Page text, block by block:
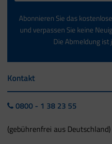
Abonnieren Sie das
und verpassen Sie keine
Die Abmeldung
Kontakt
0800 - 1 38 23 55
(gebührenfrei aus Deutschland)